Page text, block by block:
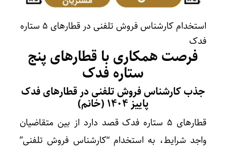
استخدام کارشناس فروش تلفنی در قطارهای ۵ ستاره
فدک
فرصت همکاری با قطارهای پنج
ستاره فدک
جذب کارشناس فروش تلفنی در قطارهای فدک
پاییز ۱۴۰۴ (خانم)
قطارهای ۵ ستاره فدک قصد دارد از بین متقاضیان
واجد شرایط، به استخدام “کارشناس فروش تلفنی”